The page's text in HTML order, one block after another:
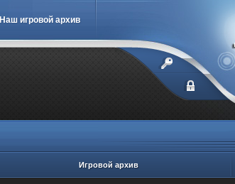
Наш игровой архив
Игровой архив